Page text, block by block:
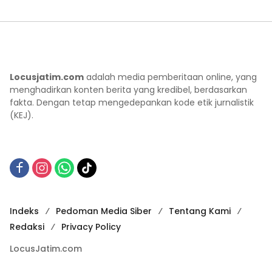
Locusjatim.com adalah media pemberitaan online, yang
menghadirkan konten berita yang kredibel, berdasarkan
fakta. Dengan tetap mengedepankan kode etik jurnalistik
(KEJ).
Indeks Pedoman Media Siber
Tentang Kami
Redaksi
Privacy Policy
LocusJatim.com